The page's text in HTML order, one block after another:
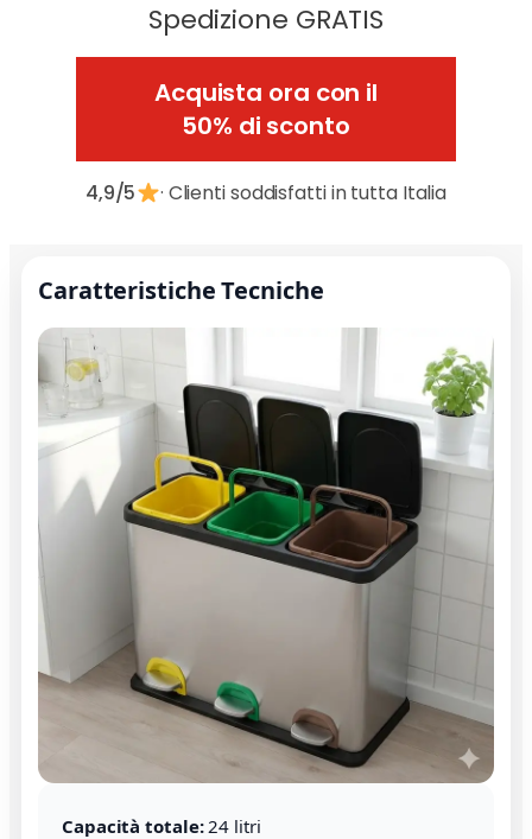
Spedizione GRATIS
Acquista ora con il
50% di sconto
4,9/5 · Clienti soddisfatti in tutta Italia
Caratteristiche Tecniche
Capacità totale:24 litri